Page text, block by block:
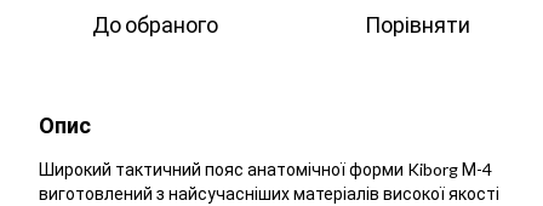
До обраного Порівняти
Опис
Широкий тактичний пояс анатомічної форми Kiborg М-4
виготовлений з найсучасніших матеріалів високої якості